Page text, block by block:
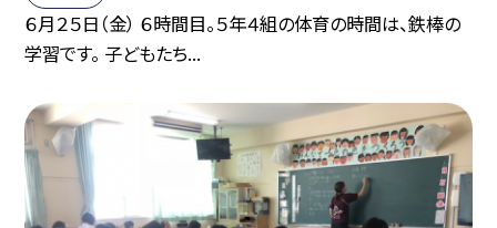
６月２５日（金） ６時間目。５年４組の体育の時間は、鉄棒の
学習です。 子どもたち...